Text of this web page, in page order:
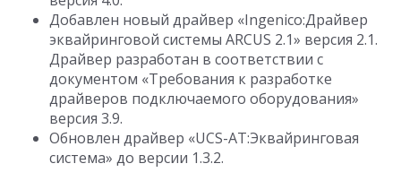
Добавлен новый драйвер «Ingenico:Драйвер
эквайринговой системы ARCUS 2.1» версия 2.1.
Драйвер разработан в соответствии с
документом «Требования к разработке
драйверов подключаемого оборудования»
версия 3.9.
Обновлен драйвер «UCS-AT:Эквайринговая
система» до версии 1.3.2.